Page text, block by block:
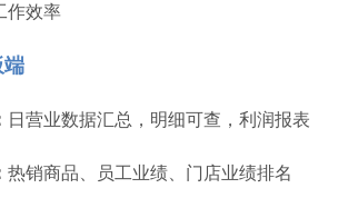
作效率
端
日营业数据汇总，明细可查，利润报表
热销商品、员工业绩、门店业绩排名